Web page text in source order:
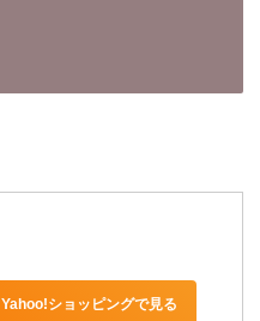
Yahoo!ショッピングで見る